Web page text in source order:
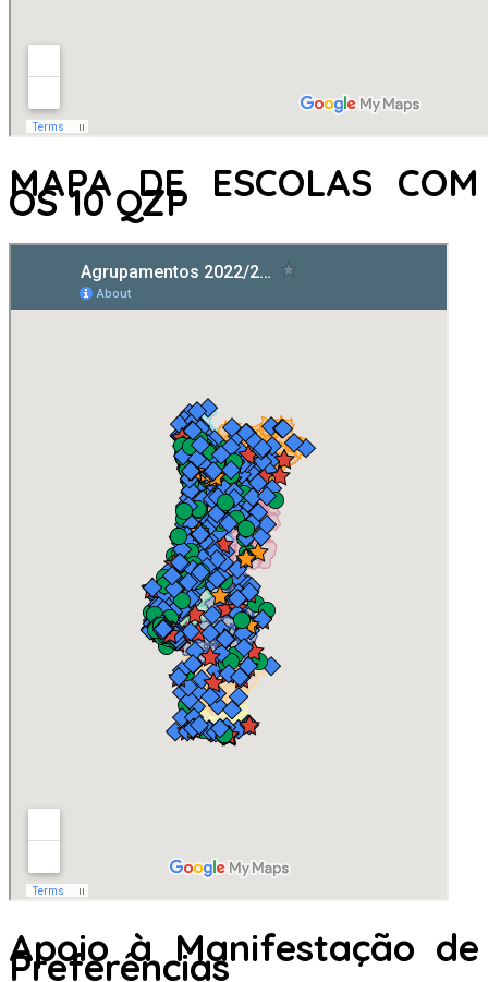
MAPA DE ESCOLAS COM
OS 10 QZP
Apoio à Manifestação de
Preferências